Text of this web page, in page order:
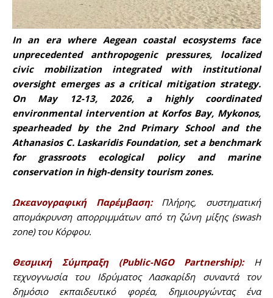
In an era where Aegean coastal ecosystems face
unprecedented anthropogenic pressures, localized
civic mobilization integrated with institutional
oversight emerges as a critical mitigation strategy.
On May 12-13, 2026, a highly coordinated
environmental intervention at Korfos Bay, Mykonos,
spearheaded by the 2nd Primary School and the
Athanasios C. Laskaridis Foundation, set a benchmark
for grassroots ecological policy and marine
conservation in high-density tourism zones.
Ωκεανογραφική Παρέμβαση:Πλήρης, συστηματική
απομάκρυνση απορριμμάτων από τη ζώνη μίξης (swash
zone) του Κόρφου.
Θεσμική Σύμπραξη (Public-NGO Partnership):Η
τεχνογνωσία του Ιδρύματος Λασκαρίδη συναντά τον
δημόσιο εκπαιδευτικό φορέα, δημιουργώντας ένα